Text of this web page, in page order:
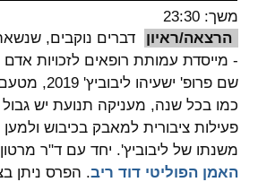
spellcheck
גופן קריא
ניגודיות צבעים
brightness_high
ניגודיות בהירה
משך: 23:30
הרצאה/ראיון
דברים נוקבים,
- מייסדת עמותת רופאים לזכויות
שם פרופ'
כמו בכל שנה, מעניקה תנועת יש
פעילות ציבורית למאבק בכיבוש
משנתו של ליבוביץ'. יחד עם ד"ר
האמן הפוליטי דוד ריב